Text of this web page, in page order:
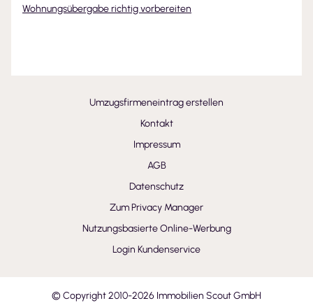
Wohnungsübergabe richtig vorbereiten
Umzugsfirmeneintrag erstellen
Kontakt
Impressum
AGB
Datenschutz
Zum Privacy Manager
Nutzungsbasierte Online-Werbung
Login Kundenservice
© Copyright 2010-2026 Immobilien Scout GmbH